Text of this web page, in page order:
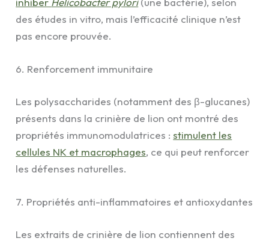
des études in vitro, mais l’efficacité clinique n’est
pas encore prouvée.
6. Renforcement immunitaire
Les polysaccharides (notamment des β-glucanes)
présents dans la crinière de lion ont montré des
propriétés immunomodulatrices :stimulent les
cellules NK et macrophages, ce qui peut renforcer
les défenses naturelles.
7. Propriétés anti-inflammatoires et antioxydantes
Les extraits de crinière de lion contiennent des